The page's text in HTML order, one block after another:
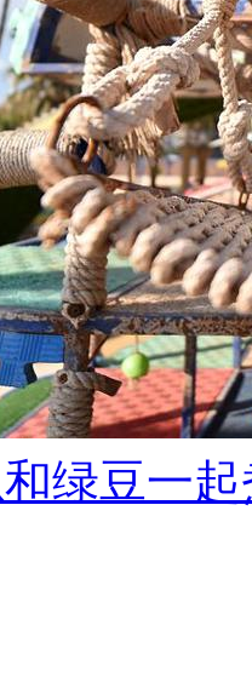
绿豆一